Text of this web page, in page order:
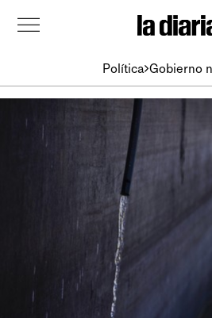
Política Gobierno